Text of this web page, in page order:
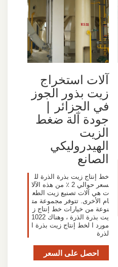
آلات استخراج
زيت بذور الجوز
في الجزائر |
جودة آلة ضغط
الزيت
الهيدروليكي
الصانع
خط إنتاج زيت بذرة الذرة لل
سعر حوالي 2 ٪ من هذه الآلا
ت هي آلات تصنيع زيت الطع
ام الأخرى. تتوفر مجموعة مت
نوعة من خيارات خط إنتاج ز
يت بذرة الذرة ، وهناك 1022
مورد ا لخط إنتاج زيت بذرة ا
لذرة
احصل على السعر